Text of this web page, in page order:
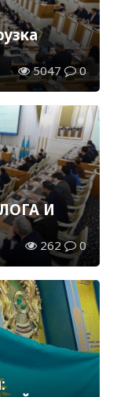
5047 0
И
262 0